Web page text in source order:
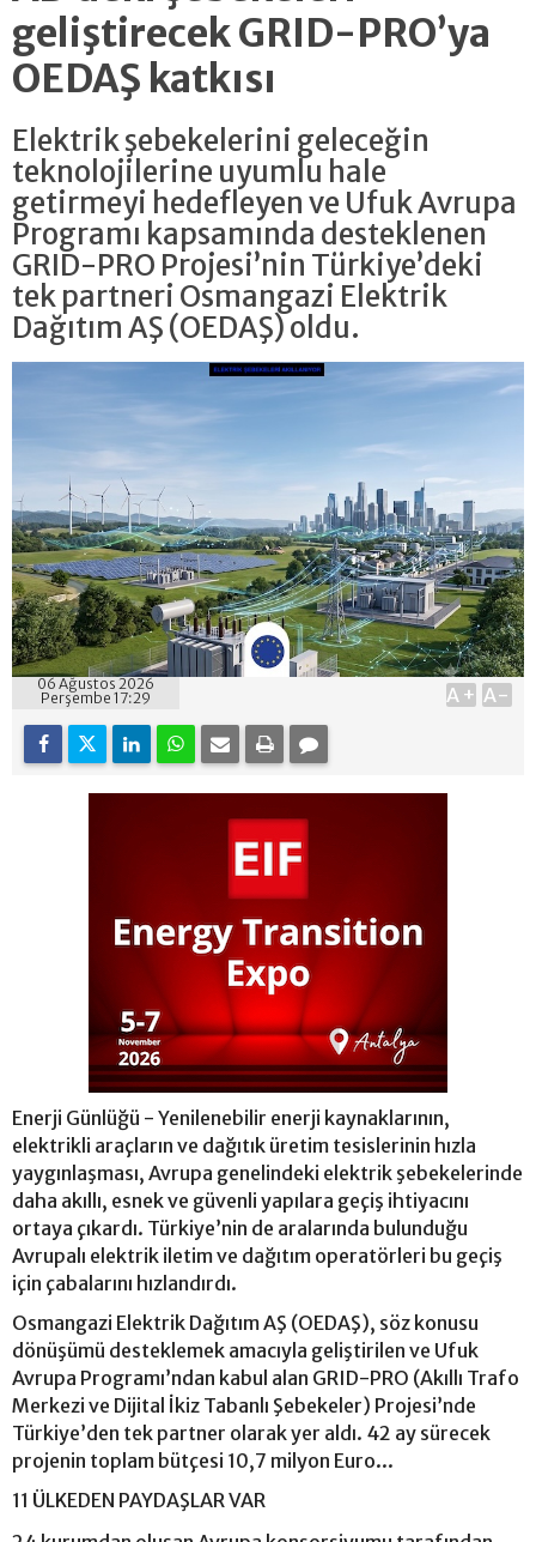
geliştirecek GRID-PRO’ya
OEDAŞ katkısı
Elektrik şebekelerini geleceğin
teknolojilerine uyumlu hale
getirmeyi hedefleyen ve Ufuk Avrupa
Programı kapsamında desteklenen
GRID-PRO Projesi’nin Türkiye’deki
tek partneri Osmangazi Elektrik
Dağıtım AŞ (OEDAŞ) oldu.
06 Ağustos 2026
Perşembe 17:29
A+ A-
Enerji Günlüğü - Yenilenebilir enerji kaynaklarının,
elektrikli araçların ve dağıtık üretim tesislerinin hızla
yaygınlaşması, Avrupa genelindeki elektrik şebekelerinde
daha akıllı, esnek ve güvenli yapılara geçiş ihtiyacını
ortaya çıkardı. Türkiye’nin de aralarında bulunduğu
Avrupalı elektrik iletim ve dağıtım operatörleri bu geçiş
için çabalarını hızlandırdı.
Osmangazi Elektrik Dağıtım AŞ (OEDAŞ), söz konusu
dönüşümü desteklemek amacıyla geliştirilen ve Ufuk
Avrupa Programı’ndan kabul alan GRID-PRO (Akıllı Trafo
Merkezi ve Dijital İkiz Tabanlı Şebekeler) Projesi’nde
Türkiye’den tek partner olarak yer aldı. 42 ay sürecek
projenin toplam bütçesi 10,7 milyon Euro...
11 ÜLKEDEN PAYDAŞLAR VAR